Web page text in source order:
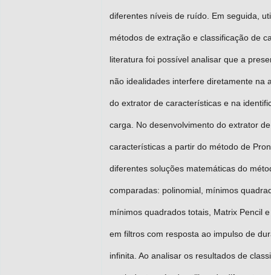
diferentes níveis de ruído. Em seguida,
métodos de extração e classificação de
literatura foi possível analisar que a
não idealidades interfere diretamente na
do extrator de características e na
carga. No desenvolvimento do extrator de
características a partir do método de
diferentes soluções matemáticas do
comparadas: polinomial, mínimos
mínimos quadrados totais, Matrix Pencil
em filtros com resposta ao impulso de
infinita. Ao analisar os resultados de